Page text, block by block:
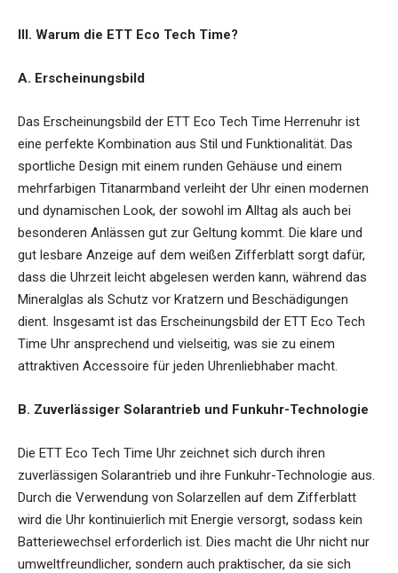
III. Warum die ETT Eco Tech Time?
A. Erscheinungsbild
Das Erscheinungsbild der ETT Eco Tech Time Herrenuhr ist
eine perfekte Kombination aus Stil und Funktionalität. Das
sportliche Design mit einem runden Gehäuse und einem
mehrfarbigen Titanarmband verleiht der Uhr einen modernen
und dynamischen Look, der sowohl im Alltag als auch bei
besonderen Anlässen gut zur Geltung kommt. Die klare und
gut lesbare Anzeige auf dem weißen Zifferblatt sorgt dafür,
dass die Uhrzeit leicht abgelesen werden kann, während das
Mineralglas als Schutz vor Kratzern und Beschädigungen
dient. Insgesamt ist das Erscheinungsbild der ETT Eco Tech
Time Uhr ansprechend und vielseitig, was sie zu einem
attraktiven Accessoire für jeden Uhrenliebhaber macht.
B. Zuverlässiger Solarantrieb und Funkuhr-Technologie
Die ETT Eco Tech Time Uhr zeichnet sich durch ihren
zuverlässigen Solarantrieb und ihre Funkuhr-Technologie aus.
Durch die Verwendung von Solarzellen auf dem Zifferblatt
wird die Uhr kontinuierlich mit Energie versorgt, sodass kein
Batteriewechsel erforderlich ist. Dies macht die Uhr nicht nur
umweltfreundlicher, sondern auch praktischer, da sie sich